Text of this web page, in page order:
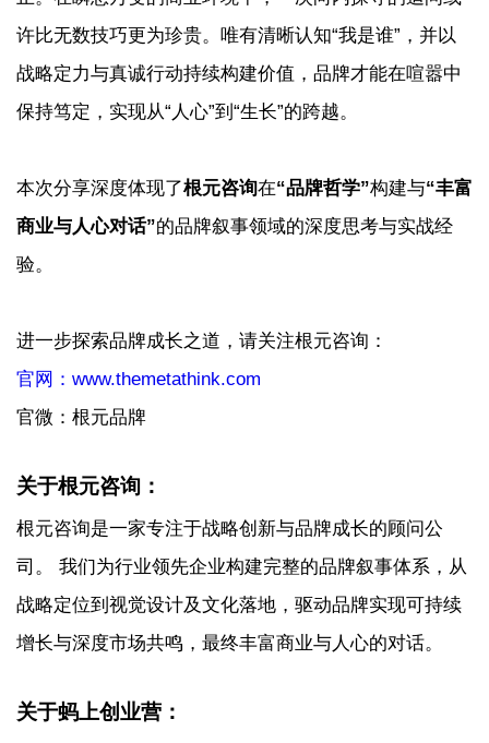
许比无数技巧更为珍贵。唯有清晰认知“我是谁”，并以
战略定力与真诚行动持续构建价值，品牌才能在喧嚣中
保持笃定，实现从“人心”到“生长”的跨越。
本次分享深度体现了根元咨询在“品牌哲学”构建与“丰富
商业与人心对话”的品牌叙事领域的深度思考与实战经
验。
进一步探索品牌成长之道，请关注根元咨询：
官网：www.themetathink.com
官微：根元品牌
关于根元咨询：
根元咨询是一家专注于战略创新与品牌成长的顾问公
司。 我们为行业领先企业构建完整的品牌叙事体系，从
战略定位到视觉设计及文化落地，驱动品牌实现可持续
增长与深度市场共鸣，最终丰富商业与人心的对话。
关于蚂上创业营：